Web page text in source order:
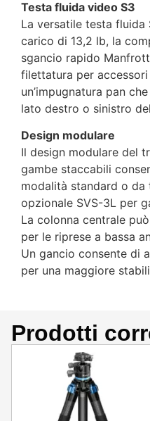
Testa fluida video S3
La versatile testa
carico di 13,2 lb, la
sgancio rapido
filettatura per
un’impugnatura pan
lato destro o sinistro
Design modulare
Il design modulare del
gambe staccabili
modalità standard o
opzionale SVS-3L per
La colonna centrale
per le riprese a bassa
Un gancio consente di
per una maggiore
Prodotti